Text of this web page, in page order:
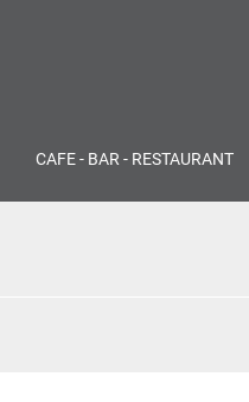
CAFE - BAR - RESTAURANT